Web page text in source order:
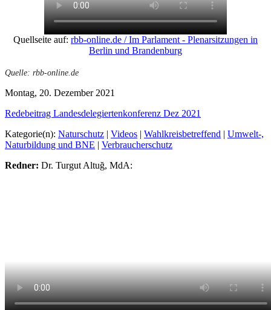
Quellseite auf: rbb-online.de / Im Parlament - Plenarsitzungen in
Berlin und Brandenburg
Quelle: rbb-online.de
Montag, 20. Dezember 2021
Redebeitrag Landesdelegiertenkonferenz Dez 2021
Kategorie(n): Naturschutz | Videos | Wahlkreisbetreffend | Umwelt-,
Naturbildung und BNE | Verbraucherschutz
Redner: Dr. Turgut Altuğ, MdA: